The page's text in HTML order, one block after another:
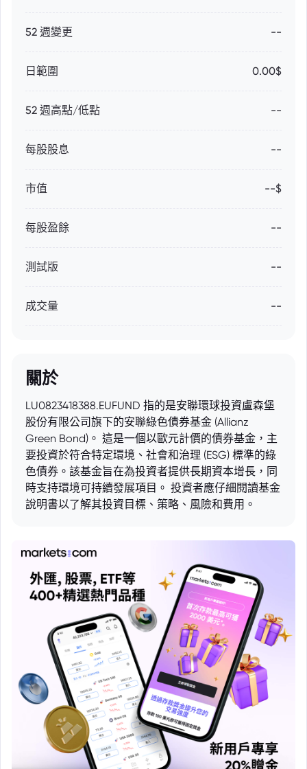
52 週變更 --
日範圍 0.00$
52 週高點/低點 --
每股股息 --
市值 --$
每股盈餘 --
測試版 --
成交量 --
關於
LU0823418388.EUFUND 指的是安聯環球投資盧森堡
股份有限公司旗下的安聯綠色債券基金 (Allianz
Green Bond)。 這是一個以歐元計價的債券基金，主
要投資於符合特定環境、社會和治理 (ESG) 標準的綠
色債券。該基金旨在為投資者提供長期資本增長，同
時支持環境可持續發展項目。 投資者應仔細閱讀基金
說明書以了解其投資目標、策略、風險和費用。